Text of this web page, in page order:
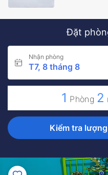
Đặt
Nhận phòng
T7, 8 tháng 8
1 Phòng 2
Kiểm tra